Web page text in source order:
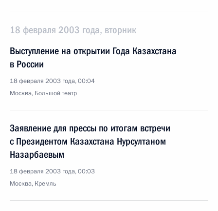
18 февраля 2003 года, вторник
Выступление на открытии Года Казахстана
в России
18 февраля 2003 года, 00:04
Москва, Большой театр
Заявление для прессы по итогам встречи
с Президентом Казахстана Нурсултаном
Назарбаевым
18 февраля 2003 года, 00:03
Москва, Кремль